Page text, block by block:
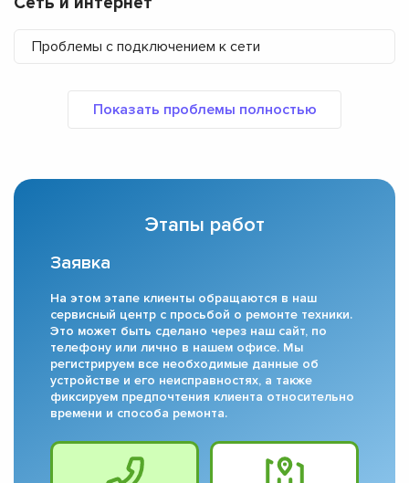
Проблемы с подключением к сети
Этапы работ
Заявка
На этом этапе клиенты обращаются в наш
сервисный центр с просьбой о ремонте техники.
Это может быть сделано через наш сайт, по
телефону или лично в нашем офисе. Мы
регистрируем все необходимые данные об
устройстве и его неисправностях, а также
фиксируем предпочтения клиента относительно
времени и способа ремонта.